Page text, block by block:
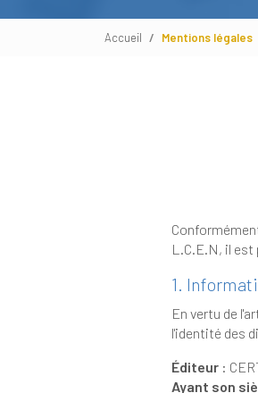
Accueil Mentions légales
Conformément aux
1.
En vertu de l'article 6
Éditeur :
Ayant son